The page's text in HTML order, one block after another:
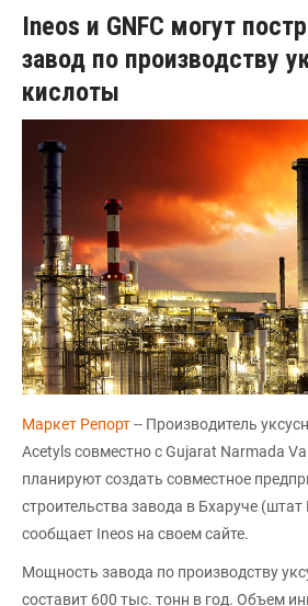
Ineos и GNFC могут
завод по производству
кислоты
Маркет Репорт-- Производитель
Acetyls совместно с Gujarat Narmada
планируют создать совместное
строительства завода в Бхаруче
сообщает Ineos на своем сайте.
Мощность завода по производству
составит 600 тыс. тонн в год. Объем